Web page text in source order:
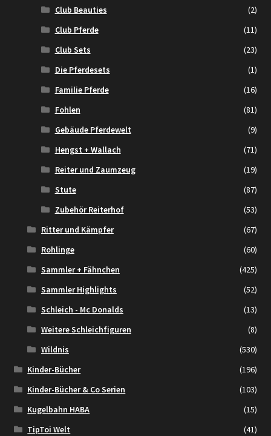
Club Beauties
(2)
Club Pferde
(11)
Club Sets
(23)
Die Pferdesets
(1)
Familie Pferde
(16)
Fohlen
(81)
Gebäude Pferdewelt
(9)
Hengst + Wallach
(71)
Reiter und Zaumzeug
(19)
Stute
(87)
Zubehör Reiterhof
(53)
Ritter und Kämpfer
(67)
Rohlinge
(60)
Sammler + Fähnchen
(425)
Sammler Highlights
(52)
Schleich - Mc Donalds
(13)
Weitere Schleichfiguren
(8)
Wildnis
(530)
Kinder-Bücher
(196)
Kinder-Bücher & Co Serien
(103)
Kugelbahn HABA
(15)
TipToi Welt
(41)